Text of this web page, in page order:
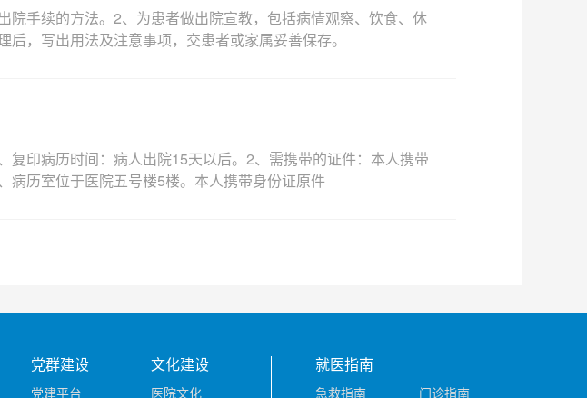
手续的方法。2、为患者做出院宣教，包括病情观察、饮食、休
，写出用法及注意事项，交患者或家属妥善保存。
印病历时间：病人出院15天以后。2、需携带的证件：本人携带
病历室位于医院五号楼5楼。本人携带身份证原件
党群建设
党建平台
文化建设
医院文化
就医指南
急救指南 门诊指南